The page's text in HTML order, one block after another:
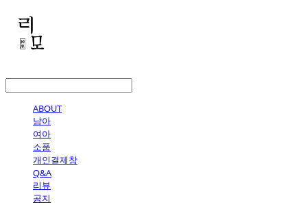
ABOUT
남아
여아
소품
개인결제창
Q&A
리뷰
공지